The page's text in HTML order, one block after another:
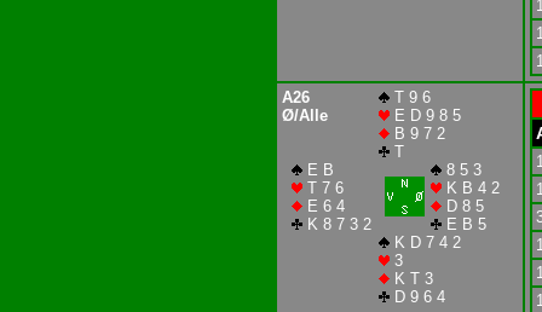
A26
Ø/Alle
T 9 6
E D 9 8 5
B 9 7 2
T
E B
T 7 6
E 6 4
K 8 7 3 2
8 5 3
K B 4 2
D 8 5
E B 5
K D 7 4 2
3
K T 3
D 9 6 4